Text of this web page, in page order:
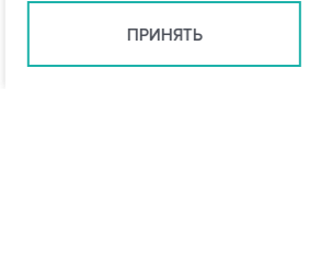
Компоненты стеклокомпозита
ПРИНЯТЬ